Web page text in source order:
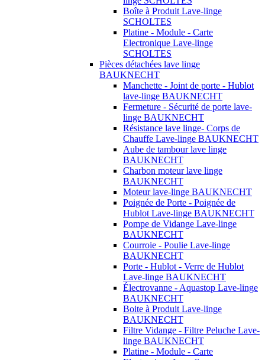
Boîte à Produit Lave-linge
SCHOLTES
Platine - Module - Carte
Electronique Lave-linge
SCHOLTES
Pièces détachées lave linge
BAUKNECHT
Manchette - Joint de porte - Hublot
lave-linge BAUKNECHT
Fermeture - Sécurité de porte lave-
linge BAUKNECHT
Résistance lave linge- Corps de
Chauffe Lave-linge BAUKNECHT
Aube de tambour lave linge
BAUKNECHT
Charbon moteur lave linge
BAUKNECHT
Moteur lave-linge BAUKNECHT
Poignée de Porte - Poignée de
Hublot Lave-linge BAUKNECHT
Pompe de Vidange Lave-linge
BAUKNECHT
Courroie - Poulie Lave-linge
BAUKNECHT
Porte - Hublot - Verre de Hublot
Lave-linge BAUKNECHT
Électrovanne - Aquastop Lave-linge
BAUKNECHT
Boite à Produit Lave-linge
BAUKNECHT
Filtre Vidange - Filtre Peluche Lave-
linge BAUKNECHT
Platine - Module - Carte